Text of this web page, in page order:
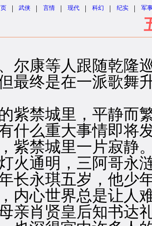
| 武侠 | 言情 | 现代 | 科幻 | 纪实 | 军
康等人跟随乾隆巡
最终是在一派歌舞
禁城里，平静而繁
什么重大事情即将
禁城里一片寂静。
火通明，三阿哥永
永琪五岁，他少年
内心世界总是让人
肖贤皇后知书达礼